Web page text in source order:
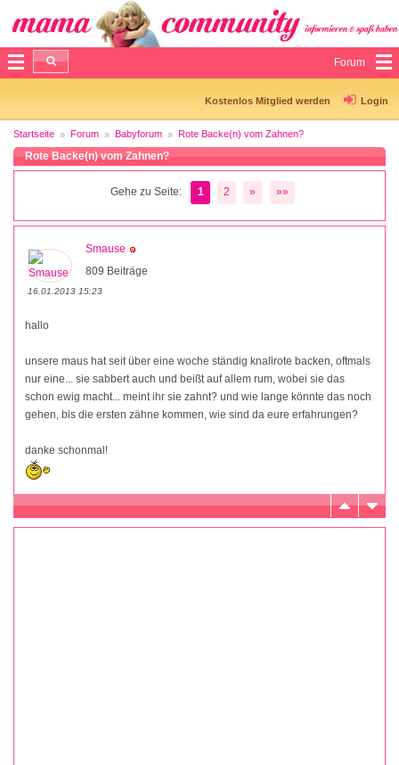
Forum
Kostenlos Mitglied werden Login
Startseite Forum Babyforum Rote Backe(n) vom Zahnen?
Rote Backe(n) vom Zahnen?
Gehe zu Seite: 1 2 » »»
Smause
809 Beiträge
16.01.2013 15:23
hallo
unsere maus hat seit über eine woche ständig knallrote backen, oftmals
nur eine... sie sabbert auch und beißt auf allem rum, wobei sie das
schon ewig macht... meint ihr sie zahnt? und wie lange könnte das noch
gehen, bis die ersten zähne kommen, wie sind da eure erfahrungen?
danke schonmal!